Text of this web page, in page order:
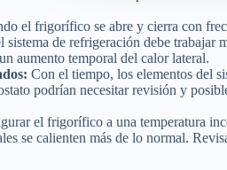
el frigorífico se abre y cierra con
de refrigeración debe trabajar
aumento temporal del calor lateral.
Con el tiempo, los elementos del
podrían necesitar revisión y
el frigorífico a una temperatura
se calienten más de lo normal.